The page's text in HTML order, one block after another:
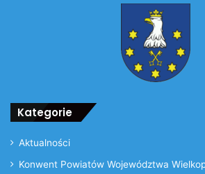
Kategorie
Aktualności
Konwent Powiatów Województwa